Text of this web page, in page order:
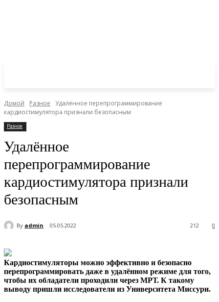
Домой Разное
Удалённое перепрограммирование
кардиостимулятора признали безопасным
Разное
Удалённое
перепрограммирование
кардиостимулятора признали
безопасным
By admin 05.05.2022 0
212
Кардиостимуляторы можно эффективно и безопасно
перепрограммировать даже в удалённом режиме для того,
чтобы их обладатели проходили через МРТ. К такому
выводу пришли исследователи из Университета Миссури.